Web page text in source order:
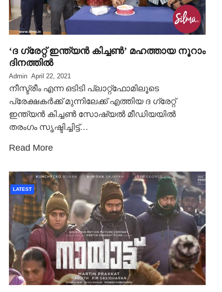
‘ദ ഗ്രേറ്റ് ഇന്ത്യന്‍ കിച്ചണ്‍’ മഹത്തായ നൂറാം
ദിനത്തില്‍
Admin April 22, 2021
നീസ്ട്രീം എന്ന ഒടിടി പ്ലാറ്റ്‌ഫോമിലൂടെ
പ്രേക്ഷകര്‍ക്ക് മുന്നിലേക്ക് എത്തിയ ദ ഗ്രേറ്റ്
ഇന്ത്യന്‍ കിച്ചണ്‍ സോഷ്യല്‍ മീഡിയയില്‍
തരംഗം സൃഷ്ടിച്ചിട്ട്…
Read More
LATEST